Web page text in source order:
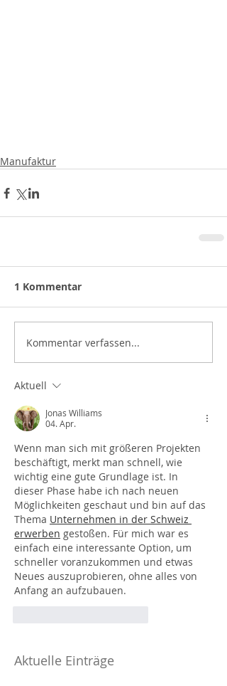
Manufaktur
1 Kommentar
Kommentar verfassen...
Aktuell
Jonas Williams
04. Apr.
Wenn man sich mit größeren Projekten
beschäftigt, merkt man schnell, wie
wichtig eine gute Grundlage ist. In
dieser Phase habe ich nach neuen
Möglichkeiten geschaut und bin auf das
Thema Unternehmen in der Schweiz
erwerben gestoßen. Für mich war es
einfach eine interessante Option, um
schneller voranzukommen und etwas
Neues auszuprobieren, ohne alles von
Anfang an aufzubauen.
Aktuelle Einträge